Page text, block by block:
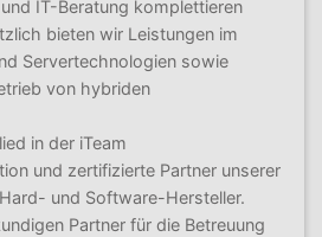
IT-Beratung komplettieren
bieten wir Leistungen im
Servertechnologien sowie
von hybriden
in der iTeam
und zertifizierte Partner unserer
und Software-Hersteller.
Partner für die Betreuung